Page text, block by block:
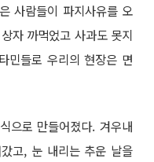
사람들이 파지사유를 오
자 까먹었고 사과도 못지
민들로 우리의 현장은 면
으로 만들어졌다. 겨우내
고, 눈 내리는 추운 날을